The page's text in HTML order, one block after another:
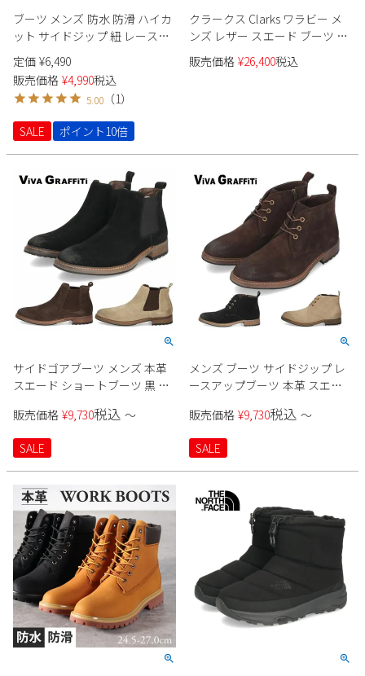
ブーツ メンズ 防水 防滑 ハイカ
ット サイドジップ 紐 レースア
ップ ブラック イエロー イエロ
ーブーツ 雨 雪 滑りにくい 軽量
歩きやすい 履きやすい
定価 ¥6,490
販売価格 ¥4,990税込
5.00 （1）
SALE
ポイント10倍
クラークス Clarks ワラビー メ
ンズ レザー スエード ブーツ ト
ーヒルハイ 厚底 ブラック 黒 ダ
ークサンド Torhill Hi 26173663
販売価格 ¥26,400税込
サイドゴアブーツ メンズ 本革
スエード ショートブーツ 黒 カ
ラウン ベージュ ブラック レザ
ー ヒール 靴 冬 130
販売価格 ¥9,730税込 〜
SALE
メンズ ブーツ サイドジップ レ
ースアップブーツ 本革 スエー
ベージュ 編み上げ 靴 黒 茶色
販売価格 ¥9,730税込 〜
SALE